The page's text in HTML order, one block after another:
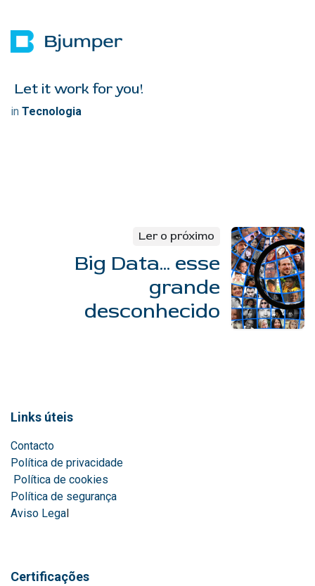
Let it work for you!
in Tecnologia
Ler o próximo
Big Data... esse
grande
desconhecido
Links úteis
Contacto
Política de privacidade
Política de cookies
Política de segurança
Aviso Lega
Certificações